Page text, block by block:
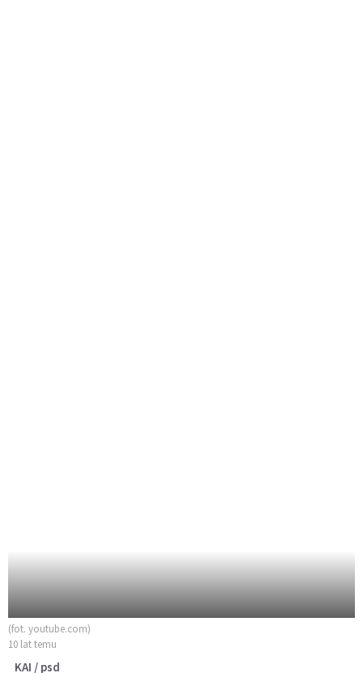
(fot. youtube.com)
10 lat temu
KAI / psd